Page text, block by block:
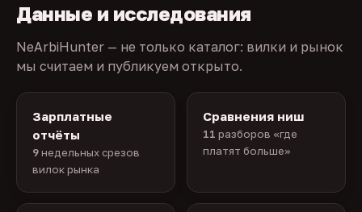
Данные и исследования
NeArbiHunter — не только каталог: вилки и рынок
мы считаем и публикуем открыто.
Зарплатные
отчёты
9недельных срезов
вилок рынка
Сравнения ниш
11 разборов «где
платят больше»